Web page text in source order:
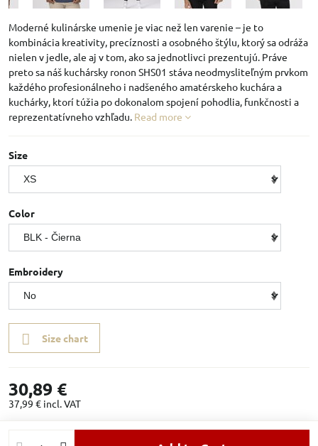
Moderné kulinárske umenie je viac než len varenie – je to
kombinácia kreativity, precíznosti a osobného štýlu, ktorý sa odráža
nielen v jedle, ale aj v tom, ako sa jednotlivci prezentujú. Práve
preto sa náš kuchársky ronon SHS01 stáva neodmysliteľným prvkom
každého profesionálneho i nadšeného amatérskeho kuchára a
kuchárky, ktorí túžia po dokonalom spojení pohodlia, funkčnosti a
reprezentatívneho vzhľadu. Read more
Size
Color
Embroidery
Size chart
30,89 €
37,99 € incl. VAT